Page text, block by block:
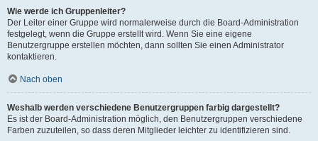
Wie werde ich Gruppenleiter?
Der Leiter einer Gruppe wird normalerweise durch die Board-Administration
festgelegt, wenn die Gruppe erstellt wird. Wenn Sie eine eigene
Benutzergruppe erstellen möchten, dann sollten Sie einen Administrator
kontaktieren.
Nach oben
Weshalb werden verschiedene Benutzergruppen farbig dargestellt?
Es ist der Board-Administration möglich, den Benutzergruppen verschiedene
Farben zuzuteilen, so dass deren Mitglieder leichter zu identifizieren sind.